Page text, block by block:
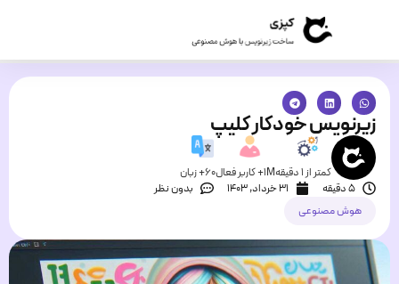
زیرنویس خودکار کلیپ
کمتر از 1 دقیقه 1M+ کاربر فعال
60+ زبان
5 دقیقه
۳۱ خرداد, ۱۴۰۳
بدون نظر
هوش مصنوعی